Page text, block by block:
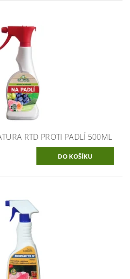
RTD PROTI PADLÍ 500ML